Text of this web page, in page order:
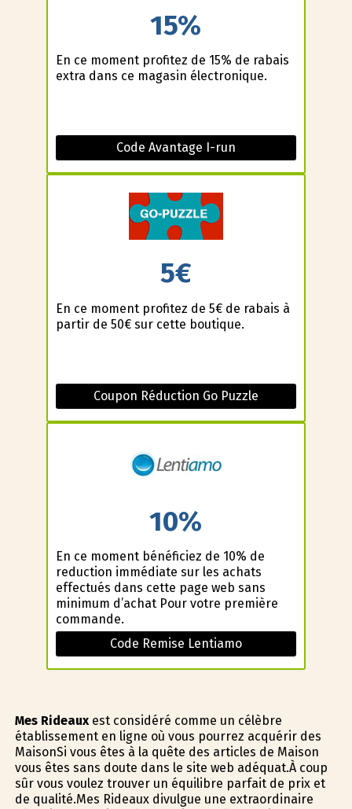
15%
En ce moment profitez de 15% de rabais
extra dans ce magasin électronique.
Code Avantage I-run
5€
En ce moment profitez de 5€ de rabais à
partir de 50€ sur cette boutique.
Coupon Réduction Go Puzzle
10%
En ce moment bénéficiez de 10% de
reduction immédiate sur les achats
effectués dans cette page web sans
minimum d’achat Pour votre première
commande.
Code Remise Lentiamo
Mes Rideauxest considéré comme un célèbre
établissement en ligne où vous pourrez acquérir des
MaisonSi vous êtes à la quête des articles de Maison
vous êtes sans doute dans le site web adéquat.À coup
sûr vous voulez trouver un équilibre parfait de prix et
de qualité.Mes Rideaux divulgue une extraordinaire